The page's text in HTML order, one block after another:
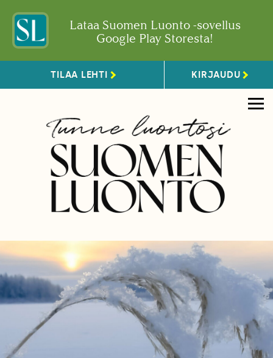
Lataa Suomen Luonto -sovellus
Google Play Storesta!
TILAA LEHTI KIRJAUDU